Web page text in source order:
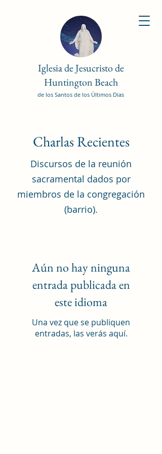
Iglesia de Jesucristo de
Huntington Beach
de los Santos de los Últimos Días
Charlas Recientes
Discursos de la reunión
sacramental dados por
miembros de la congregación
(barrio).
Aún no hay ninguna
entrada publicada en
este idioma
Una vez que se publiquen
entradas, las verás aquí.